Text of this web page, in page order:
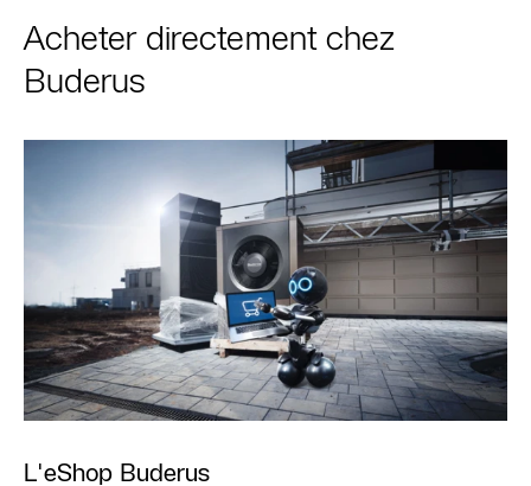
Acheter directement chez
Buderus
L'eShop Buderus